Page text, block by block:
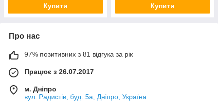
Купити Купити
Про нас
97% позитивних з 81 відгука за рік
Працює з 26.07.2017
м. Дніпро
вул. Радистів, буд. 5а, Дніпро, Україна